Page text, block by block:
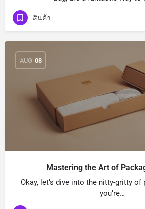
สินค้า
AUG 08
Mastering the Art of
Okay, let’s dive into the nitty-gritty of
you’re…